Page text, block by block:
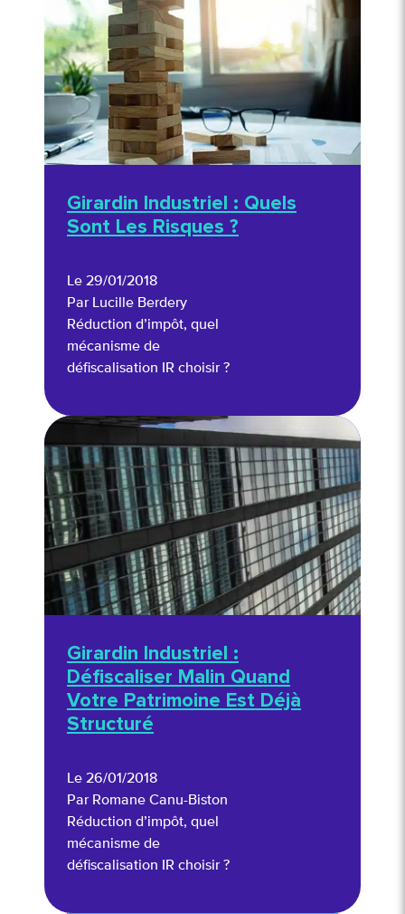
Girardin Industriel : Quels
Sont Les Risques ?
Le 29/01/2018
Par Lucille Berdery
Réduction d’impôt, quel
mécanisme de
défiscalisation IR choisir ?
Girardin Industriel :
Défiscaliser Malin Quand
Votre Patrimoine Est Déjà
Structuré
Le 26/01/2018
Par Romane Canu-Biston
Réduction d’impôt, quel
mécanisme de
défiscalisation IR choisir ?